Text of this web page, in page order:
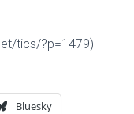
tics/?p=1479)
Bluesky